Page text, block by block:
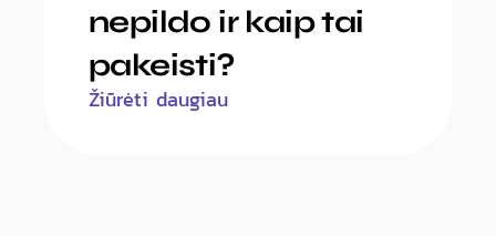
nepildo ir kaip tai
pakeisti?
Žiūrėti daugiau